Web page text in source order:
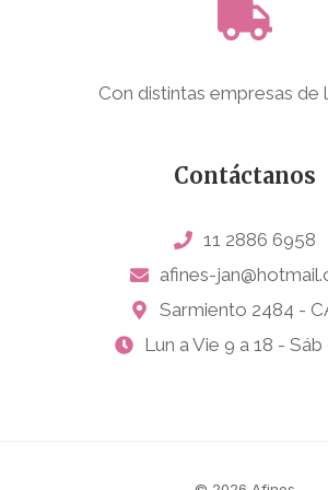
Con distintas empresas de
Contáctanos
11 2886 6958
afines-
Sarmiento 2484 -
Lun a Vie 9 a 18 - Sáb